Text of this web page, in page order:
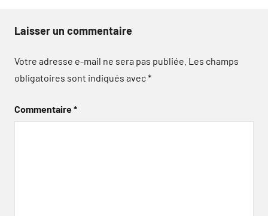
Laisser un commentaire
Votre adresse e-mail ne sera pas publiée. Les champs
obligatoires sont indiqués avec*
Commentaire*